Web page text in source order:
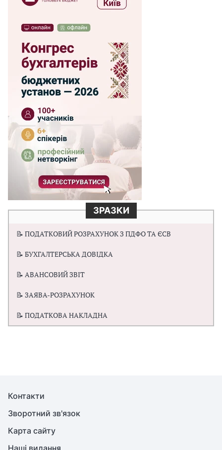
ЗРАЗКИ
📝 ПОДАТКОВИЙ РОЗРАХУНОК З ПДФО ТА ЄСВ
📝 БУХГАЛТЕРСЬКА ДОВІДКА
📝 АВАНСОВИЙ ЗВІТ
📝 ЗАЯВА-РОЗРАХУНОК
📝 ПОДАТКОВА НАКЛАДНА
Контакти
Зворотний зв'язок
Карта сайту
Наші видання